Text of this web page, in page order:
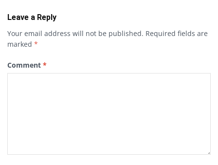
Leave a Reply
Your email address will not be published. Required fields are
marked *
Comment *